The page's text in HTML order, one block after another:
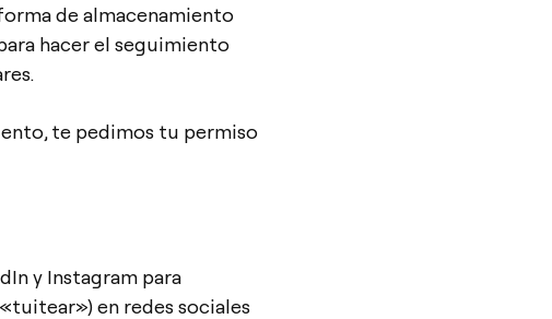
de almacenamiento
hacer el seguimiento
te pedimos tu permiso
y Instagram para
en redes sociales